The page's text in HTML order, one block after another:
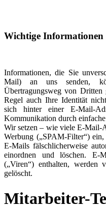
Wichtige
Informationen, die Sie
Mail) an uns senden,
Übertragungsweg von
Regel auch Ihre Identität
sich hinter einer E-Mail-
Kommunikation durch
Wir setzen – wie viele E-Mail-
Werbung („SPAM-Filter“)
E-Mails fälschlicherweise
einordnen und löschen. E-
(„Viren“) enthalten, werden
gelöscht.
Mitarbeiter-